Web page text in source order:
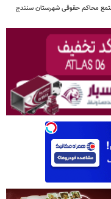
محاکم حقوقی شهرستان سنندج